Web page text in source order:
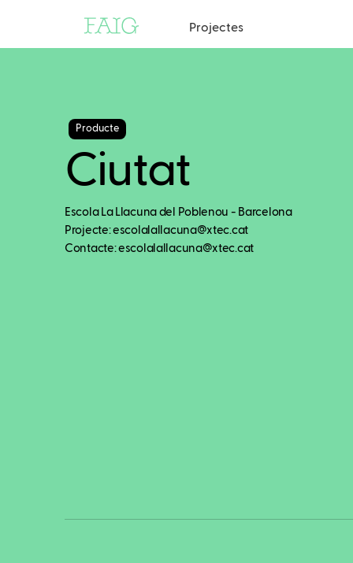
Projectes
Producte
Ciutat
Escola La Llacuna del Poblenou - Barcelona
Projecte: escolalallacuna@xtec.cat
Contacte: escolalallacuna@xtec.cat